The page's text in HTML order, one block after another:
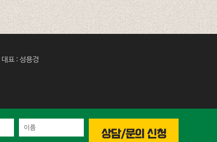
표 : 성용경